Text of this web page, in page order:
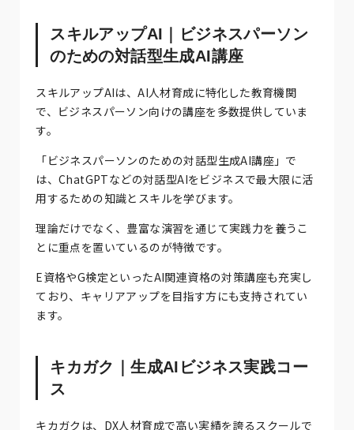
スキルアップAI｜ビジネスパーソン
のための対話型生成AI講座
スキルアップAIは、AI人材育成に特化した教育機関
で、ビジネスパーソン向けの講座を多数提供していま
す。
「ビジネスパーソンのための対話型生成AI講座」で
は、ChatGPTなどの対話型AIをビジネスで最大限に活
用するための知識とスキルを学びます。
理論だけでなく、豊富な演習を通じて実践力を養うこ
とに重点を置いているのが特徴です。
E資格やG検定といったAI関連資格の対策講座も充実し
ており、キャリアアップを目指す方にも支持されてい
ます。
キカガク｜生成AIビジネス実践コー
ス
キカガクは、DX人材育成で高い実績を誇るスクールで